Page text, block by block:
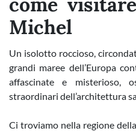
Michel
Un isolotto roccioso,
grandi maree dell’Europa
affascinate e misterioso,
straordinari dell’architettura
Ci troviamo nella regione della